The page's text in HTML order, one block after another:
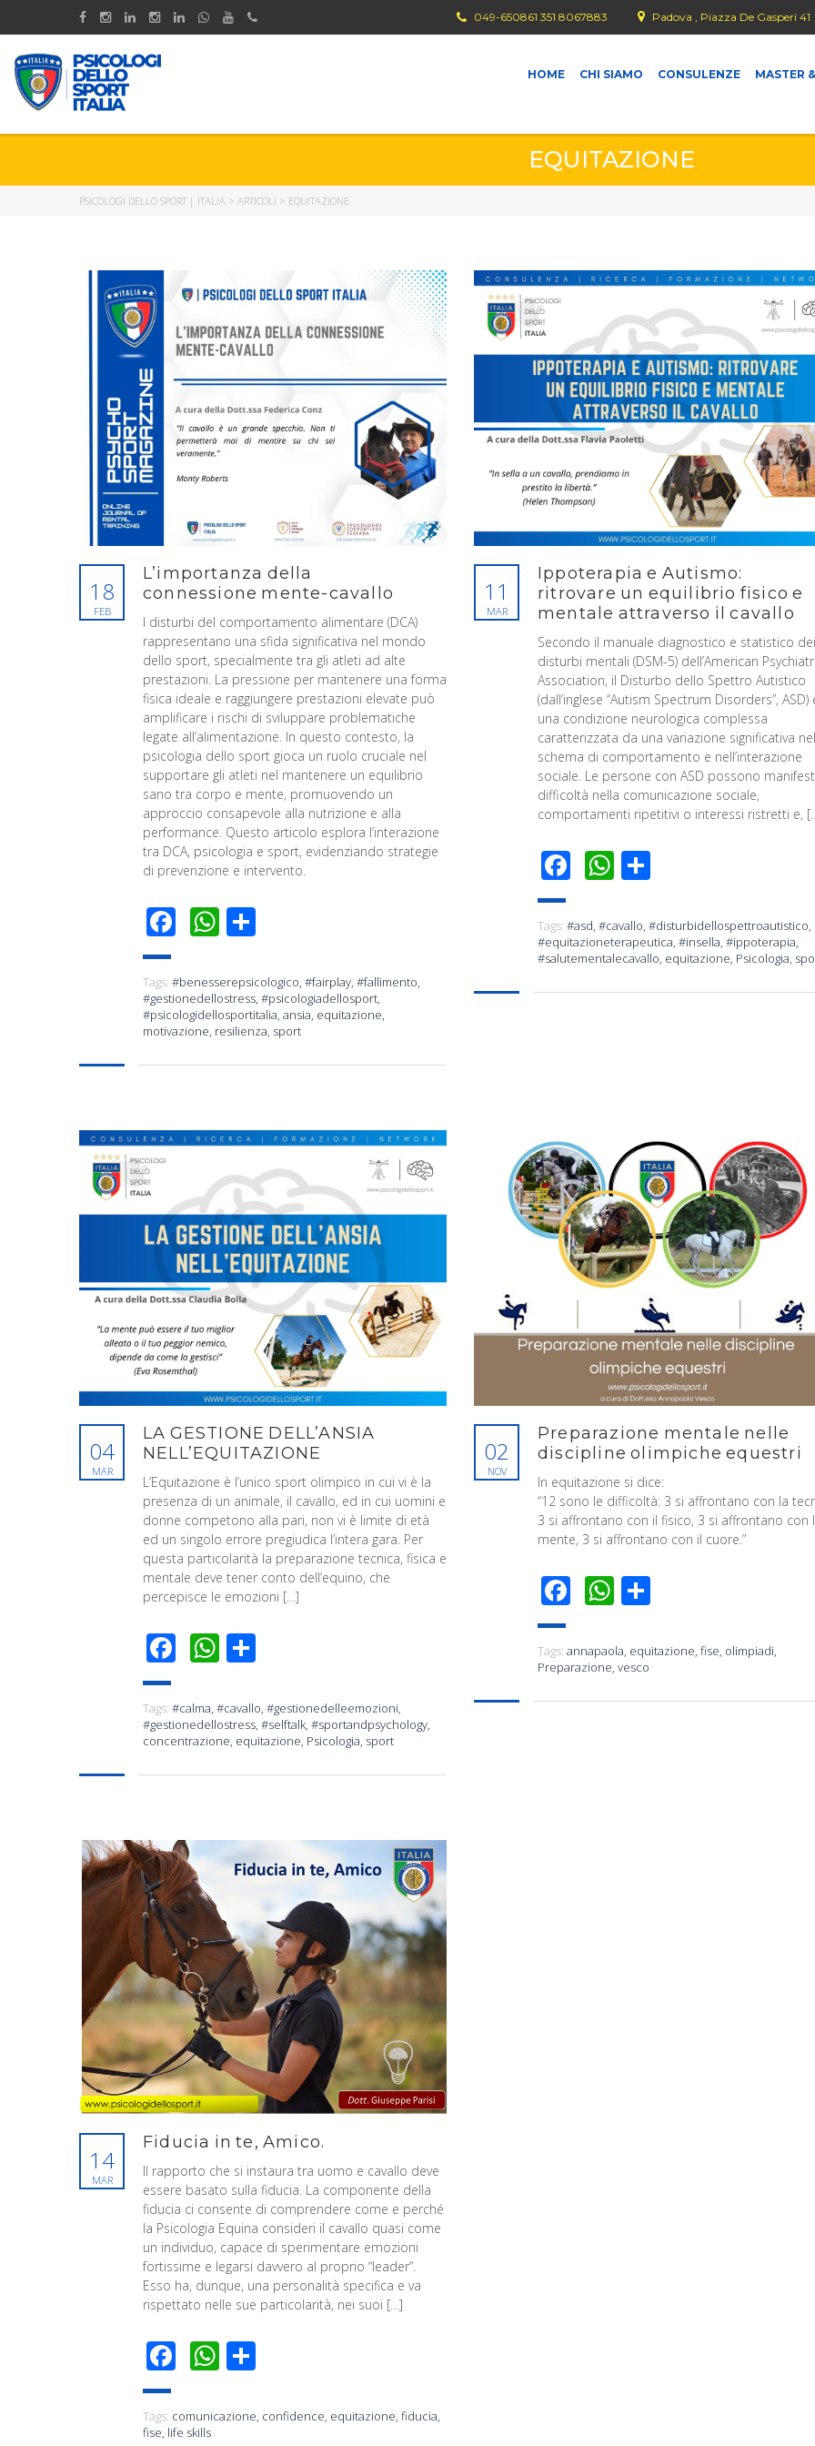
Padova , Piazza De Gasperi 41
049-650861 351 8067883
HOME CHI SIAMO CONSULENZE MASTER
EQUITAZIONE
PSICOLOGI DELLO SPORT | ITALIA > ARTICOLI > EQUITAZIONE
18
FEB
L’importanza della
connessione mente-cavallo
I disturbi del comportamento alimentare (DCA)
rappresentano una sfida significativa nel mondo
dello sport, specialmente tra gli atleti ad alte
prestazioni. La pressione per mantenere una forma
fisica ideale e raggiungere prestazioni elevate può
amplificare i rischi di sviluppare problematiche
legate all’alimentazione. In questo contesto, la
psicologia dello sport gioca un ruolo cruciale nel
supportare gli atleti nel mantenere un equilibrio
sano tra corpo e mente, promuovendo un
approccio consapevole alla nutrizione e alla
performance. Questo articolo esplora l’interazione
tra DCA, psicologia e sport, evidenziando strategie
di prevenzione e intervento.
Facebook
WhatsApp
Tags: #benesserepsicologico, #fairplay, #fallimento,
#gestionedellostress, #psicologiadellosport,
#psicologidellosportitalia, ansia, equitazione,
motivazione, resilienza, sport
11
MAR
Ippoterapia e Autismo:
ritrovare un equilibrio fisico e
mentale attraverso il cavallo
Secondo il manuale diagnostico e statistico dei
disturbi mentali (DSM-5) dell’American
Association, il Disturbo dello Spettro Autistico
(dall’inglese “Autism Spectrum Disorders”, ASD)
una condizione neurologica complessa
caratterizzata da una variazione significativa
schema di comportamento e nell’interazione
sociale. Le persone con ASD possono
difficoltà nella comunicazione sociale,
comportamenti ripetitivi o interessi ristretti e,
Facebook
WhatsApp
Tags: #asd, #cavallo, #disturbidellospettroautistico,
#equitazioneterapeutica, #insella, #ippoterapia,
#salutementalecavallo, equitazione, Psicologia,
04
MAR
LA GESTIONE DELL’ANSIA
NELL’EQUITAZIONE
L’Equitazione è l’unico sport olimpico in cui vi è la
presenza di un animale, il cavallo, ed in cui uomini e
donne competono alla pari, non vi è limite di età
ed un singolo errore pregiudica l’intera gara. Per
questa particolarità la preparazione tecnica, fisica e
mentale deve tener conto dell’equino, che
percepisce le emozioni […]
Facebook
WhatsApp
Tags: #calma, #cavallo, #gestionedelleemozioni,
#gestionedellostress, #selftalk, #sportandpsychology,
concentrazione, equitazione, Psicologia, sport
02
NOV
Preparazione mentale nelle
discipline olimpiche equestri
In equitazione si dice:
“12 sono le difficoltà: 3 si affrontano con la
3 si affrontano con il fisico, 3 si affrontano con
mente, 3 si affrontano con il cuore.”
Facebook
WhatsApp
Tags: annapaola, equitazione, fise, olimpiadi,
Preparazione, vesco
14
MAR
Fiducia in te, Amico.
Il rapporto che si instaura tra uomo e cavallo deve
essere basato sulla fiducia. La componente della
fiducia ci consente di comprendere come e perché
la Psicologia Equina consideri il cavallo quasi come
un individuo, capace di sperimentare emozioni
fortissime e legarsi davvero al proprio “leader”.
Esso ha, dunque, una personalità specifica e va
rispettato nelle sue particolarità, nei suoi […]
Facebook
WhatsApp
Tags: comunicazione, confidence, equitazione, fiducia,
fise, life skills